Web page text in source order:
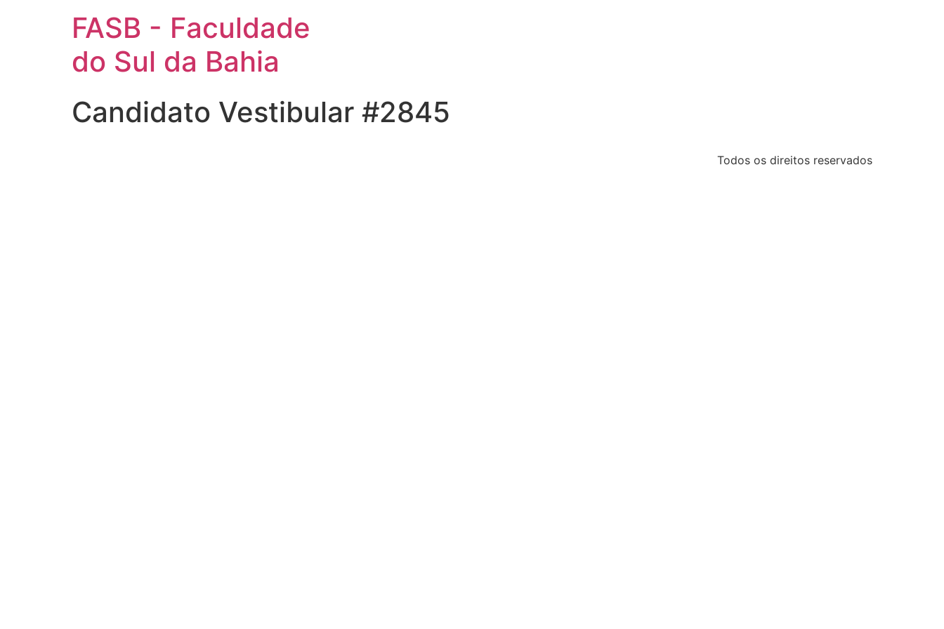
FASB - Faculdade
do Sul da Bahia
Candidato Vestibular #2845
Todos os direitos reservados